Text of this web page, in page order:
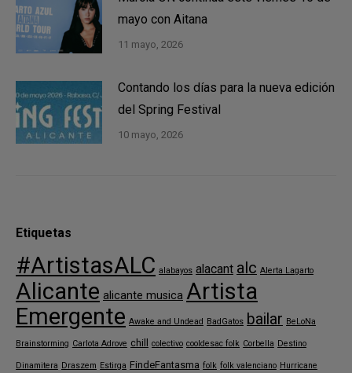
mayo con Aitana
11 mayo, 2026
Contando los días para la nueva edición
del Spring Festival
10 mayo, 2026
Etiquetas
#ArtistasALC alabayos alacant alc Alerta Lagarto
Alicante alicante musica Artista
Emergente Awake and Undead BadGatos bailar BeLoNa
Brainstorming Carlota Adrove chill colectivo cooldesac folk Corbella Destino
Dinamitera Draszem Estirga FindeFantasma folk folk valenciano Hurricane